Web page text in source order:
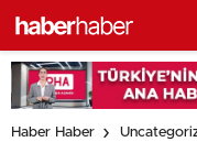
Haber Haber